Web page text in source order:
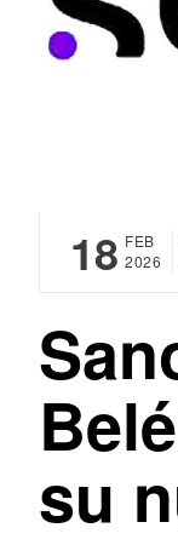
18 FEB
2026
su